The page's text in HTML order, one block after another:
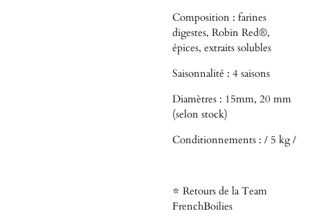
Composition : farines
digestes, Robin Red®,
épices, extraits solubles
Saisonnalité : 4 saisons
Diamètres : 15mm, 20 mm
(selon stock)
Conditionnements : / 5 kg /
⭐ Retours de la Team
FrenchBoilies